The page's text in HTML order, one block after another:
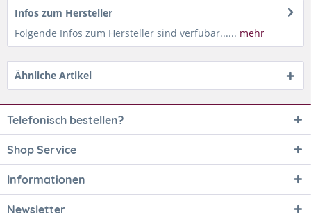
Infos zum Hersteller
Folgende Infos zum Hersteller sind verfübar...... mehr
Ähnliche Artikel
Telefonisch bestellen?
Shop Service
Informationen
Newsletter